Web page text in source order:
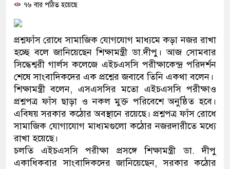
২৮ লাখ টাকার জাল নোটসহ
থানা পুলিশ
যেকোনো সময় বেনজীরের
নেতৃত্ব ও গণতন্ত্রের মূর্তমান প্রতীক
‘আজহার খান’
৭৬ বার পঠিত হয়েছে
প্রশ্নফাঁস রোধে সামাজিক যোগযোগ মাধ্যমে কড়া নজর রাখা
হচ্ছে বলে জানিয়েছেন শিক্ষামন্ত্রী ডা.দীপু। আজ সোমবার
সিদ্ধেশ্বরী গার্লস কলেজে এইচএসসি পরীক্ষাকেন্দ্র পরিদর্শন
শেষে সাংবাদিকদের এক প্রশ্নের জবাবে তিনি একথা বলেন।
শিক্ষামন্ত্রী বলেন, এসএসসির মতো এইচএসসি পরীক্ষাও
প্রশ্নপত্র ফাঁস ছাড়া ও নকল মুক্ত পরিবেশে অনুষ্ঠিত হবে।
এবিষয় সরকার কঠোর অবস্থানে রয়েছে। প্রশ্নপত্র ফাঁস রোধে
সামাজিক যোগাযোগ মাধ্যমগুলো কঠোর নজরদারীতে মধ্যে
রাখা হয়েছে।
চলতি এইচএসসি পরীক্ষা প্রসঙ্গে শিক্ষামন্ত্রী ডা. দীপু
একাধিকবার সাংবাদিকদের জানিয়েছেন, সরকার কঠোর